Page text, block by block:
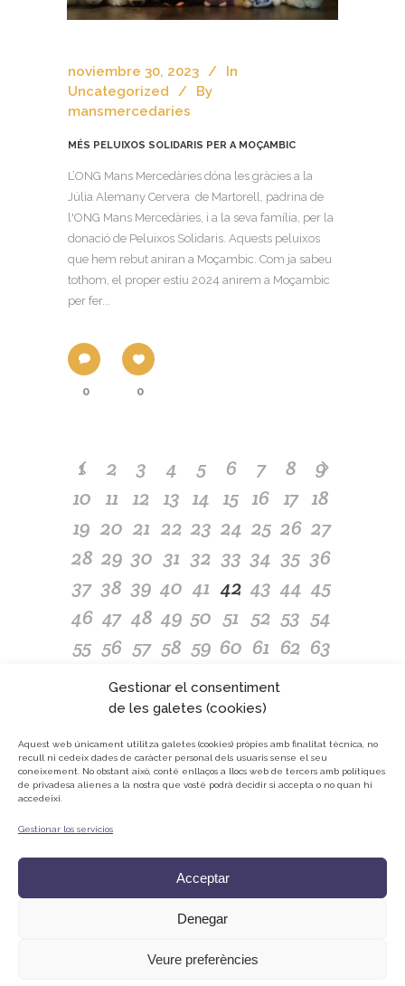
Gestionar el consentiment
de les galetes (cookies)
Aquest web únicament utilitza galetes (cookies) pròpies amb finalitat tècnica, no
recull ni cedeix dades de caràcter personal dels usuaris sense el seu
coneixement.
No obstant això, conté enllaços a llocs web de tercers amb polítiques
de privadesa alienes a la nostra que vostè podrà decidir si accepta o no quan hi
accedeixi.
Gestionar los servicios
Acceptar
Denegar
Veure preferències
noviembre 30, 2023
In
Uncategorized
By
mansmercedaries
MÉS PELUIXOS SOLIDARIS PER A MOÇAMBIC
L’ONG Mans Mercedàries dóna les gràcies a la
Júlia Alemany Cervera de Martorell, padrina de
l'ONG Mans Mercedàries, i a la seva família, per la
donació de Peluixos Solidaris. Aquests peluixos
que hem rebut aniran a Moçambic. Com ja sabeu
tothom, el proper estiu 2024 anirem a Moçambic
per fer...
0 0
1 2 3 4 5 6 7 8
9
10 11 12 13 14 15 16 17 18
19 20 21 22 23 24 25 26 27
28 29 30 31 32 33 34 35 36
37 38 39 40 41 42 43 44 45
46 47 48 49 50 51 52 53 54
55 56 57 58 59 60 61 62 63
65 66 69
74 75 76 77 78 79
82 83 84 85 86 87 88 89 90
91 92 93 94 95 96 97 98
Avís Legal